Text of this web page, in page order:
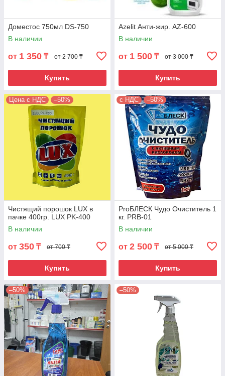
Доместос 750мл DS-750
В наличии
от 1 350 ₸ от 2 700 ₸
Купить
Azelit Анти-жир. AZ-600
В наличии
от 1 500 ₸ от 3 000 ₸
Купить
Цена с НДС –50%
Чистящий порошок LUX в
пачке 400гр. LUX PK-400
В наличии
от 350 ₸ от 700 ₸
Купить
с НДС –50%
ProБЛЕСК Чудо Очиститель 1
кг. PRB-01
В наличии
от 2 500 ₸ от 5 000 ₸
Купить
–50% –50%